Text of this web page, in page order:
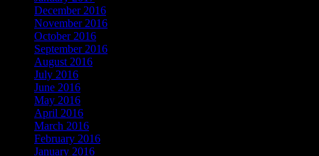
December 2016
November 2016
October 2016
September 2016
August 2016
July 2016
June 2016
May 2016
April 2016
March 2016
February 2016
January 2016